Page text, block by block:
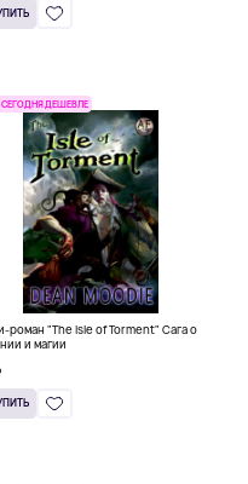
СЕГОДНЯ ДЕШЕВЛЕ
роман "The Isle of Torment" Сага о
и магии